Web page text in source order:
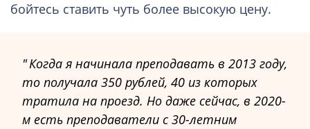
бойтесь ставить чуть более высокую цену.
Когда я начинала преподавать в 2013 году,
то получала 350 рублей, 40 из которых
тратила на проезд. Но даже сейчас, в 2020-
м есть преподаватели с 30-летним